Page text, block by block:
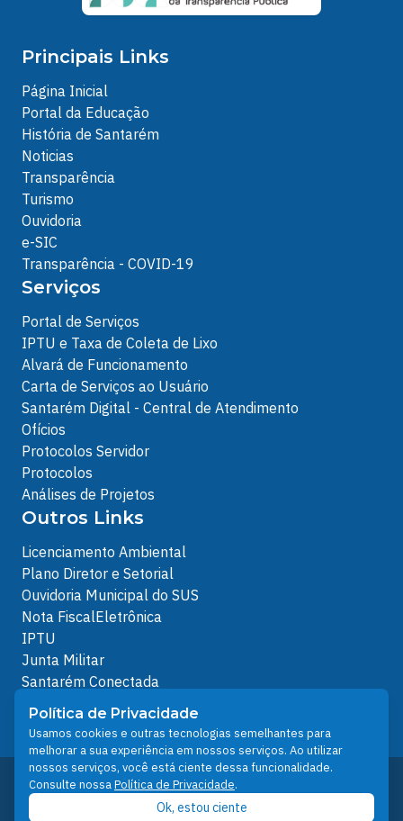
Principais Links
Página Inicial
Portal da Educação
História de Santarém
Noticias
Transparência
Turismo
Ouvidoria
e-SIC
Transparência - COVID-19
Serviços
Portal de Serviços
IPTU e Taxa de Coleta de Lixo
Alvará de Funcionamento
Carta de Serviços ao Usuário
Santarém Digital - Central de Atendimento
Ofícios
Protocolos Servidor
Protocolos
Análises de Projetos
Outros Links
Licenciamento Ambiental
Plano Diretor e Setorial
Ouvidoria Municipal do SUS
Nota FiscalEletrônica
IPTU
Junta Militar
Santarém Conectada
Política de Privacidade
People illustrations by Storyset
Desenvolvido pelo Núcleo Técnico de Gestão de
Tecnologia da Informação - NTI
Política de Privacidade
Usamos cookies e outras tecnologias semelhantes para
melhorar a sua experiência em nossos serviços. Ao utilizar
nossos serviços, você está ciente dessa funcionalidade.
Consulte nossaPolítica de Privacidade.
Ok, estou ciente